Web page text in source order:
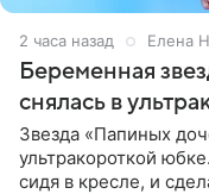
2 часа назад Елена
Беременная
снялась в
Звезда «Папиных
ультракороткой
сидя в кресле, и